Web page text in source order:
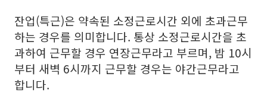
잔업(특근)은 약속된 소정근로시간 외에 초과근무
하는 경우를 의미합니다. 통상 소정근로시간을 초
과하여 근무할 경우 연장근무라고 부르며, 밤 10시
부터 새벽 6시까지 근무할 경우는 야간근무라고
합니다.